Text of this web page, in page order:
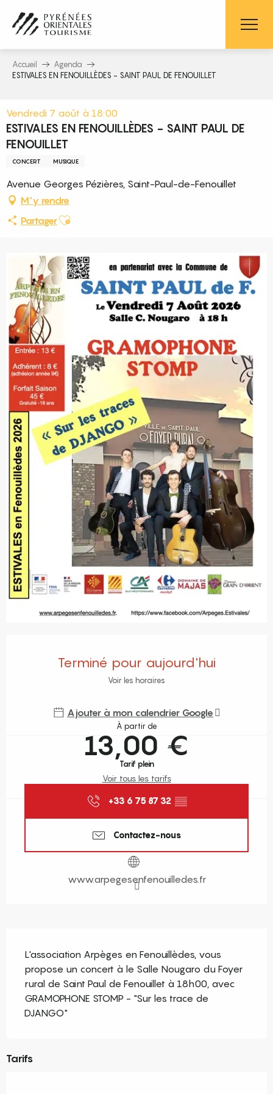
contenu
principal
Accueil
Agenda
ESTIVALES EN FENOUILLÈDES - SAINT PAUL DE FENOUILLET
Vendredi 7 août à 18:00
ESTIVALES EN FENOUILLÈDES - SAINT PAUL DE
FENOUILLET
CONCERT MUSIQUE
Avenue Georges Pézières, Saint-Paul-de-Fenouillet
M'y rendre
PartagerAjouter aux favoris
Terminé pour aujourd'hui
Voir les horaires
Ajouter à mon calendrier Google
À partir de
13,00 €
Tarif plein
Voir tous les tarifs
+33 6 75 87 32 ▒▒
Contactez-nous
www.arpegesenfenouilledes.fr
L'association Arpèges en Fenouillèdes, vous
propose un concert à le Salle Nougaro du Foyer
rural de Saint Paul de Fenouillet à 18h00, avec
GRAMOPHONE STOMP - "Sur les trace de
DJANGO"
Tarifs